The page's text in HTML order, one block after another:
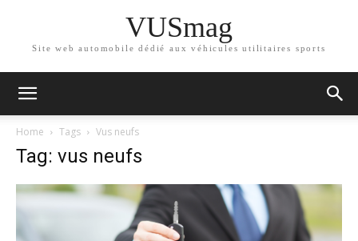
VUSmag
Site web automobile dédié aux véhicules utilitaires sports
Home Tags Vus neufs
Tag: vus neufs